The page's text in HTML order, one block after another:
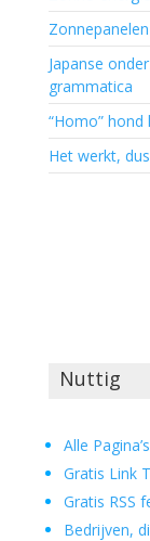
Japanse
grammatica
“Homo”
Het werkt,
Nuttig
Alle Pagina’s
Gratis Link
Gratis RSS
Bedrijven,